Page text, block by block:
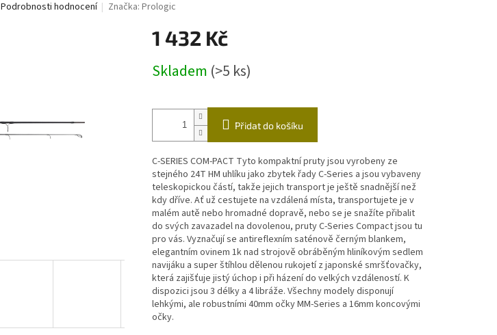
Podrobnosti hodnocení Značka:Prologic
1 432 Kč
cena:
Skladem (>5 ks)
Přidat do košíku
C-SERIES COM-PACT Tyto kompaktní pruty jsou vyrobeny ze
stejného 24T HM uhlíku jako zbytek řady C-Series a jsou vybaveny
teleskopickou částí, takže jejich transport je ještě snadnější než
kdy dříve. Ať už cestujete na vzdálená místa, transportujete je v
malém autě nebo hromadné dopravě, nebo se je snažíte přibalit
do svých zavazadel na dovolenou, pruty C-Series Compact jsou tu
pro vás. Vyznačují se antireflexním saténově černým blankem,
elegantním ovinem 1k nad strojově obráběným hliníkovým sedlem
navijáku a super štíhlou dělenou rukojetí z japonské smršťovačky,
která zajišťuje jistý úchop i při házení do velkých vzdáleností. K
dispozici jsou 3 délky a 4 libráže. Všechny modely disponují
lehkými, ale robustními 40mm očky MM-Series a 16mm koncovými
očky.